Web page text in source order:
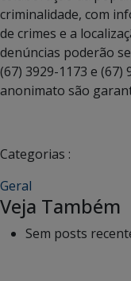
criminalidade, com
de crimes e a
denúncias poderão
(67) 3929-1173 e (67)
anonimato são
Categorias :
Geral
Veja Também
Sem posts